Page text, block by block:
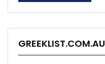
GREEKLIST.COM.AU